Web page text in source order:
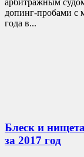
арбитражным
допинг-пробами с
года в...
Блеск и
за 2017 год